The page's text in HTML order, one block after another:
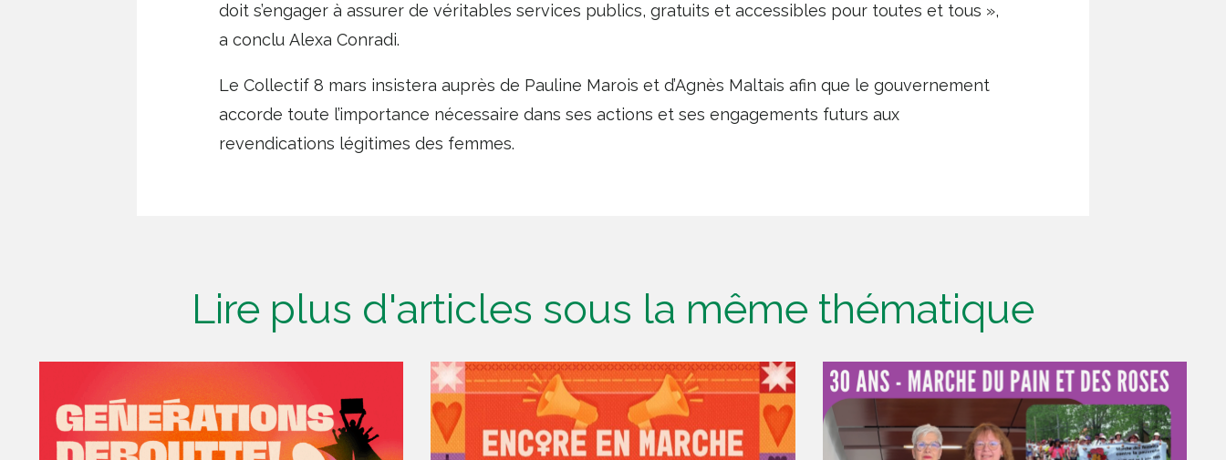
doit s’engager à assurer de véritables services publics, gratuits et accessibles pour toutes et tous »,
a conclu Alexa Conradi.
Le Collectif 8 mars insistera auprès de Pauline Marois et d’Agnès Maltais afin que le gouvernement
accorde toute l’importance nécessaire dans ses actions et ses engagements futurs aux
revendications légitimes des femmes.
Lire plus d'articles sous la même thématique